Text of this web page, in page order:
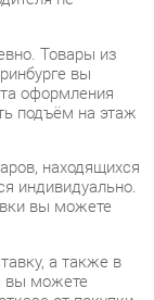
на этаж
находящихся
вы можете
можете
от покупки.
комплекты
.